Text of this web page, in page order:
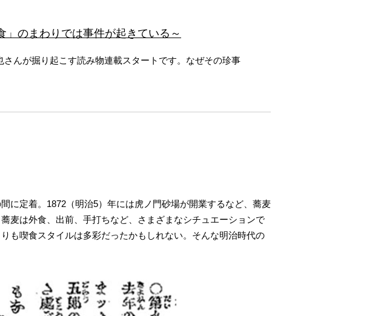
のまわりでは事件が起きている～
んが掘り起こす読み物連載スタートです。なぜその珍事
に定着。1872（明治5）年には虎ノ門砂場が開業するなど、蕎麦
麦は外食、出前、手打ちなど、さまざまなシチュエーションで
も喫食スタイルは多彩だったかもしれない。そんな明治時代の